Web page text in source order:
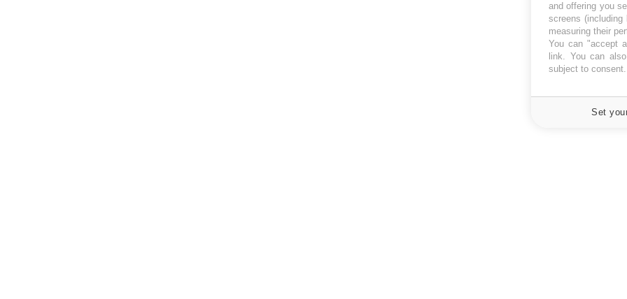
and offering you
screens
measuring their
You can "accept
link. You can
subject to
Set